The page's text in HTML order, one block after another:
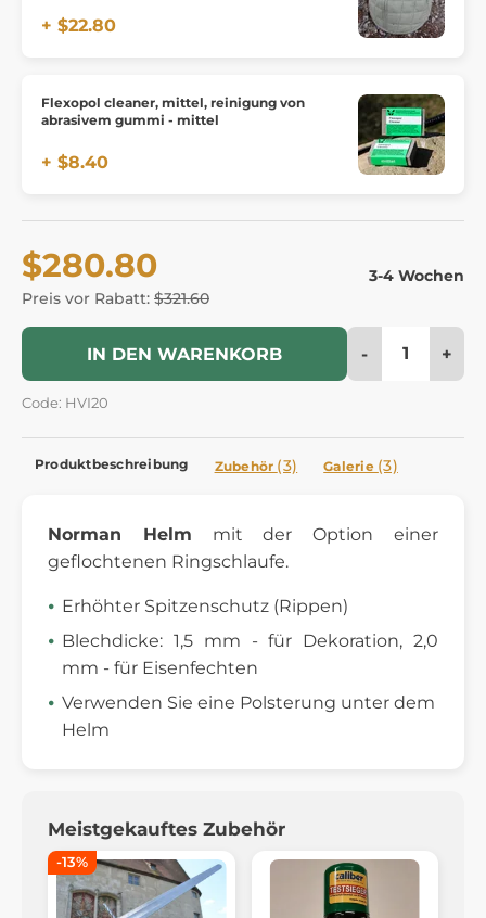
+ $22.80
Flexopol cleaner, mittel, reinigung von
abrasivem gummi - mittel
+ $8.40
$280.80
Preis vor Rabatt: $321.60
3-4 Wochen
IN DEN WARENKORB - +
Code: HVI20
Produktbeschreibung Zubehör (3) Galerie (3)
Norman Helm mit der Option einer
geflochtenen Ringschlaufe.
Erhöhter Spitzenschutz (Rippen)
Blechdicke: 1,5 mm - für Dekoration, 2,0
mm - für Eisenfechten
Verwenden Sie eine Polsterung unter dem
Helm
Meistgekauftes Zubehör
-13%